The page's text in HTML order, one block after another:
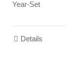
Year-Set
Details